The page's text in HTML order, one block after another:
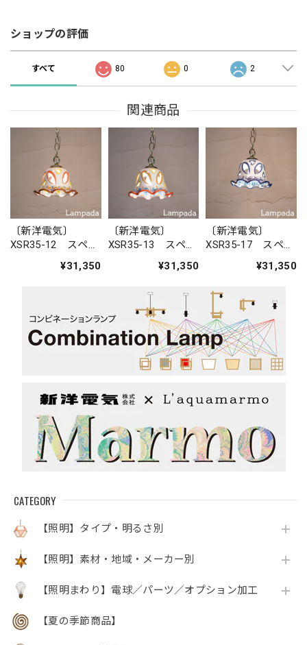
CATEGORY
【照明】タイプ・明るさ別
【照明】素材・地域・メーカー別
【照明まわり】電球／パーツ／オプション加工
【夏の季節商品】
ショップの評価
すべて 80 0 2
関連商品
〔新洋電気〕
XSR35-12 スペイ
¥31,350
〔新洋電気〕
XSR35-13 スペイ
¥31,350
〔新洋電気〕
XSR35-17 スペイ
¥31,350